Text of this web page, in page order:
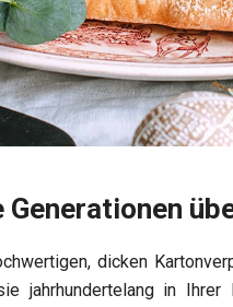
dicken
jahrhundertelang in